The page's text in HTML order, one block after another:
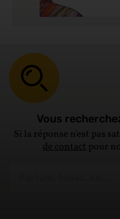
Vous
Si la réponse n'est pas
de contactpour